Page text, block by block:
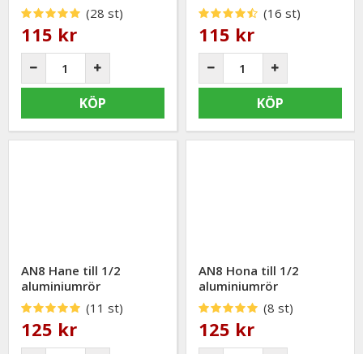
(28 st)
115 kr
KÖP
(16 st)
115 kr
KÖP
AN8 Hane till 1/2
aluminiumrör
(11 st)
125 kr
AN8 Hona till 1/2
aluminiumrör
(8 st)
125 kr